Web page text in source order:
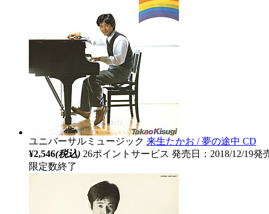
ユニバーサルミュージック 来生たかお / 夢の途中 CD
¥2,546(税込) 26ポイントサービス 発売日：2018/12/19発
限定数終了